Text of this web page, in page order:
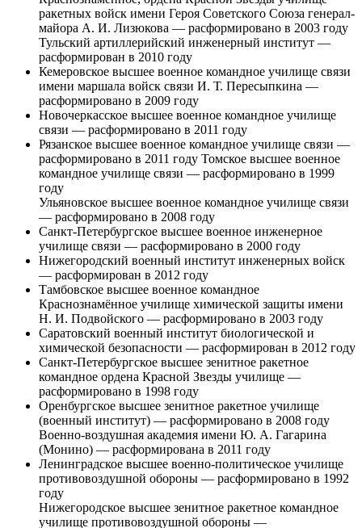
ракетных войск имени Героя Советского Союза генерал-
майора А. И. Лизюкова — расформировано в 2003 году
Тульский артиллерийский инженерный институт —
расформирован в 2010 году
Кемеровское высшее военное командное училище связи
имени маршала войск связи И. Т. Пересыпкина —
расформировано в 2009 году
Новочеркасское высшее военное командное училище
связи — расформировано в 2011 году
Рязанское высшее военное командное училище связи —
расформировано в 2011 году Томское высшее военное
командное училище связи — расформировано в 1999
году
Ульяновское высшее военное командное училище связи
— расформировано в 2008 году
Санкт-Петербургское высшее военное инженерное
училище связи — расформировано в 2000 году
Нижегородский военный институт инженерных войск
— расформирован в 2012 году
Тамбовское высшее военное командное
Краснознамённое училище химической защиты имени
Н. И. Подвойского — расформировано в 2003 году
Саратовский военный институт биологической и
химической безопасности — расформирован в 2012 году
Санкт-Петербургское высшее зенитное ракетное
командное ордена Красной Звезды училище —
расформировано в 1998 году
Оренбургское высшее зенитное ракетное училище
(военный институт) — расформировано в 2008 году
Военно-воздушная академия имени Ю. А. Гагарина
(Монино) — расформирована в 2011 году
Ленинградское высшее военно-политическое училище
противовоздушной обороны — расформировано в 1992
году
Нижегородское высшее зенитное ракетное командное
училище противовоздушной обороны —